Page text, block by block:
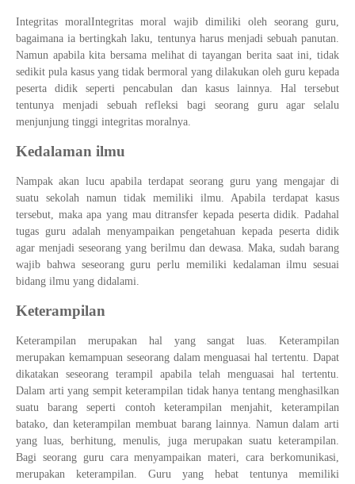
Integritas moralIntegritas moral wajib dimiliki oleh seorang guru,
bagaimana ia bertingkah laku, tentunya harus menjadi sebuah panutan.
Namun apabila kita bersama melihat di tayangan berita saat ini, tidak
sedikit pula kasus yang tidak bermoral yang dilakukan oleh guru kepada
peserta didik seperti pencabulan dan kasus lainnya. Hal tersebut
tentunya menjadi sebuah refleksi bagi seorang guru agar selalu
menjunjung tinggi integritas moralnya.
Kedalaman ilmu
Nampak akan lucu apabila terdapat seorang guru yang mengajar di
suatu sekolah namun tidak memiliki ilmu. Apabila terdapat kasus
tersebut, maka apa yang mau ditransfer kepada peserta didik. Padahal
tugas guru adalah menyampaikan pengetahuan kepada peserta didik
agar menjadi seseorang yang berilmu dan dewasa. Maka, sudah barang
wajib bahwa seseorang guru perlu memiliki kedalaman ilmu sesuai
bidang ilmu yang didalami.
Keterampilan
Keterampilan merupakan hal yang sangat luas. Keterampilan
merupakan kemampuan seseorang dalam menguasai hal tertentu. Dapat
dikatakan seseorang terampil apabila telah menguasai hal tertentu.
Dalam arti yang sempit keterampilan tidak hanya tentang menghasilkan
suatu barang seperti contoh keterampilan menjahit, keterampilan
batako, dan keterampilan membuat barang lainnya. Namun dalam arti
yang luas, berhitung, menulis, juga merupakan suatu keterampilan.
Bagi seorang guru cara menyampaikan materi, cara berkomunikasi,
merupakan keterampilan. Guru yang hebat tentunya memiliki